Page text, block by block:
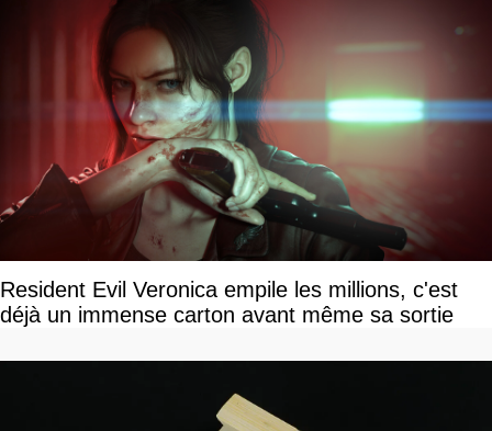
Resident Evil Veronica empile les millions, c'est
déjà un immense carton avant même sa sortie